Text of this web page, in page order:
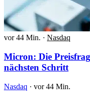
vor 44 Min. · Nasdaq
Micron: Die
nächsten Schritt
Nasdaq · vor 44 Min.